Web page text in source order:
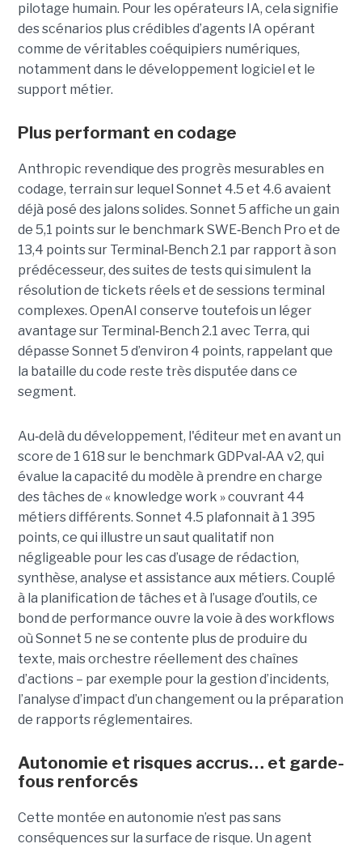
pilotage humain. Pour les opérateurs IA, cela signifie
des scénarios plus crédibles d’agents IA opérant
comme de véritables coéquipiers numériques,
notamment dans le développement logiciel et le
support métier.
Plus performant en codage
Anthropic revendique des progrès mesurables en
codage, terrain sur lequel Sonnet 4.5 et 4.6 avaient
déjà posé des jalons solides. Sonnet 5 affiche un gain
de 5,1 points sur le benchmark SWE‑Bench Pro et de
13,4 points sur Terminal‑Bench 2.1 par rapport à son
prédécesseur, des suites de tests qui simulent la
résolution de tickets réels et de sessions terminal
complexes. OpenAI conserve toutefois un léger
avantage sur Terminal‑Bench 2.1 avec Terra, qui
dépasse Sonnet 5 d’environ 4 points, rappelant que
la bataille du code reste très disputée dans ce
segment.
Au‑delà du développement, l'éditeur met en avant un
score de 1 618 sur le benchmark GDPval‑AA v2, qui
évalue la capacité du modèle à prendre en charge
des tâches de « knowledge work » couvrant 44
métiers différents. Sonnet 4.5 plafonnait à 1 395
points, ce qui illustre un saut qualitatif non
négligeable pour les cas d’usage de rédaction,
synthèse, analyse et assistance aux métiers. Couplé
à la planification de tâches et à l’usage d’outils, ce
bond de performance ouvre la voie à des workflows
où Sonnet 5 ne se contente plus de produire du
texte, mais orchestre réellement des chaînes
d’actions – par exemple pour la gestion d’incidents,
l’analyse d’impact d’un changement ou la préparation
de rapports réglementaires.
Autonomie et risques accrus… et garde-
fous renforcés
Cette montée en autonomie n’est pas sans
conséquences sur la surface de risque. Un agent